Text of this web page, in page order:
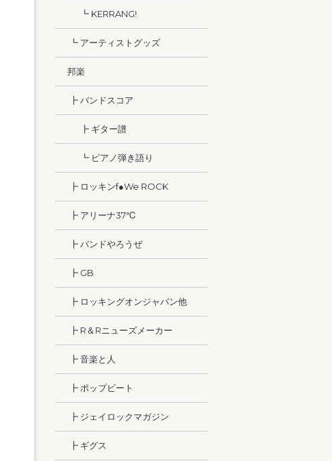
┗ KERRANG!
┗ アーティストグッズ
邦楽
┣ バンドスコア
┣ ギター譜
┗ ピアノ弾き語り
┣ ロッキンf●We ROCK
┣ アリーナ37℃
┣ バンドやろうぜ
┣ GB
┣ ロッキングオンジャパン他
┣ R＆Rニューズメーカー
┣ 音楽と人
┣ ポップビート
┣ ジェイロックマガジン
┣ ギグス